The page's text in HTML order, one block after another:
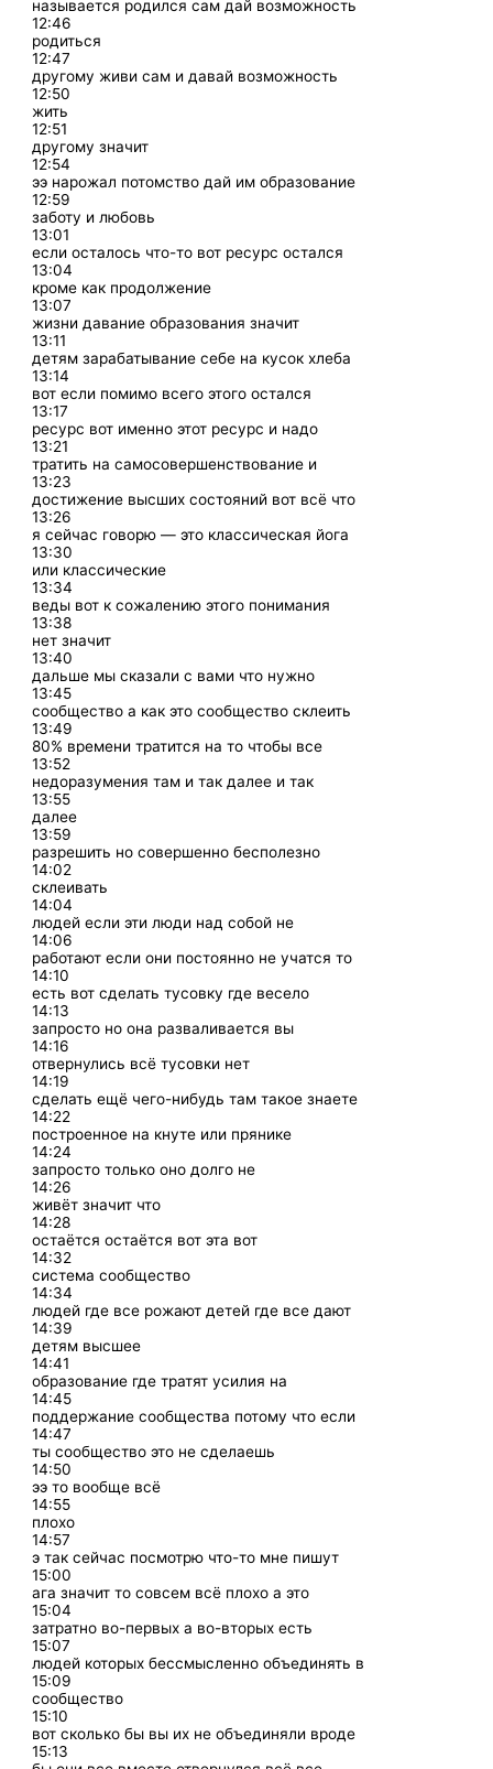
называется родился сам дай возможность
12:46
родиться
12:47
другому живи сам и давай возможность
12:50
жить
12:51
другому значит
12:54
ээ нарожал потомство дай им образование
12:59
заботу и любовь
13:01
если осталось что-то вот ресурс остался
13:04
кроме как продолжение
13:07
жизни давание образования значит
13:11
детям зарабатывание себе на кусок хлеба
13:14
вот если помимо всего этого остался
13:17
ресурс вот именно этот ресурс и надо
13:21
тратить на самосовершенствование и
13:23
достижение высших состояний вот всё что
13:26
я сейчас говорю — это классическая йога
13:30
или классические
13:34
веды вот к сожалению этого понимания
13:38
нет значит
13:40
дальше мы сказали с вами что нужно
13:45
сообщество а как это сообщество склеить
13:49
80% времени тратится на то чтобы все
13:52
недоразумения там и так далее и так
13:55
далее
13:59
разрешить но совершенно бесполезно
14:02
склеивать
14:04
людей если эти люди над собой не
14:06
работают если они постоянно не учатся то
14:10
есть вот сделать тусовку где весело
14:13
запросто но она разваливается вы
14:16
отвернулись всё тусовки нет
14:19
сделать ещё чего-нибудь там такое знаете
14:22
построенное на кнуте или прянике
14:24
запросто только оно долго не
14:26
живёт значит что
14:28
остаётся остаётся вот эта вот
14:32
система сообщество
14:34
людей где все рожают детей где все дают
14:39
детям высшее
14:41
образование где тратят усилия на
14:45
поддержание сообщества потому что если
14:47
ты сообщество это не сделаешь
14:50
ээ то вообще всё
14:55
плохо
14:57
э так сейчас посмотрю что-то мне пишут
15:00
ага значит то совсем всё плохо а это
15:04
затратно во-первых а во-вторых есть
15:07
людей которых бессмысленно объединять в
15:09
сообщество
15:10
вот сколько бы вы их не объединяли вроде
15:13